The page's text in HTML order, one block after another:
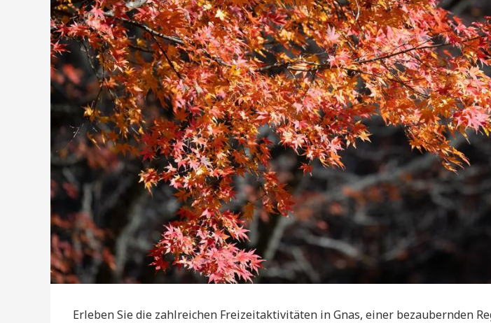
Erleben Sie die zahlreichen Freizeitaktivitäten in Gnas, einer bezaubernden